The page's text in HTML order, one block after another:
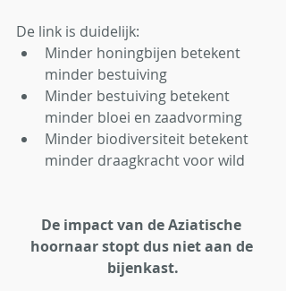
De link is duidelijk:
Minder honingbijen betekent
minder bestuiving
Minder bestuiving betekent
minder bloei en zaadvorming
Minder biodiversiteit betekent
minder draagkracht voor wild
De impact van de Aziatische
hoornaar stopt dus niet aan de
bijenkast.